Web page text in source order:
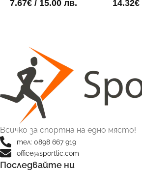
7.67€ / 15.00 лв. 14.32€
Всичко за спортна на едно място!
тел: 0898 667 919
office@sportlic.com
Последвайте ни